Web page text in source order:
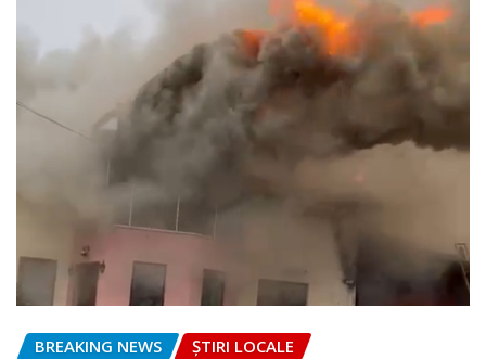
BREAKING NEWS ȘTIRI LOCALE